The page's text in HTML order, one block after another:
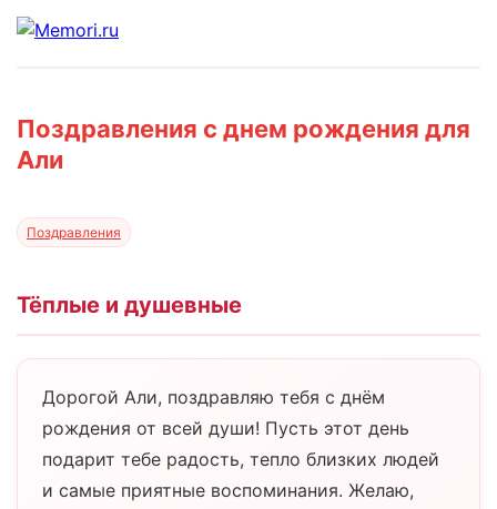
Поздравления с днем рождения для
Али
Поздравления
Тёплые и душевные
Дорогой Али, поздравляю тебя с днём
рождения от всей души! Пусть этот день
подарит тебе радость, тепло близких людей
и самые приятные воспоминания. Желаю,